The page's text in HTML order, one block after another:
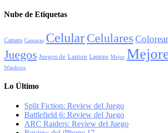
Nube de Etiquetas
Camara Camaras CelularCelularesColorear
Juegos Juegos de Laptop Laptops Mejor
Windows
Lo Último
Split Fiction: Review del Juego
Battlefield 6: Review del Juego
ARC Raiders: Review del Juego